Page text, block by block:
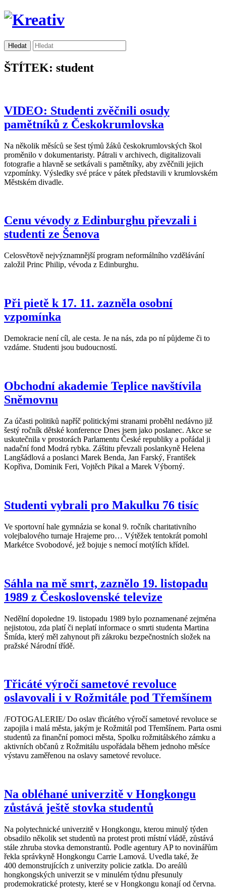
ŠTÍTEK: student
VIDEO: Studenti zvěčnili osudy
pamětníků z Českokrumlovska
Na několik měsíců se šest týmů žáků českokrumlovských škol
proměnilo v dokumentaristy. Pátrali v archivech, digitalizovali
fotografie a hlavně se setkávali s pamětníky, aby zvěčnili jejich
vzpomínky. Výsledky své práce v pátek představili v krumlovském
Městském divadle.
Cenu vévody z Edinburghu převzali i
studenti ze Šenova
Celosvětově nejvýznamnější program neformálního vzdělávání
založil Princ Philip, vévoda z Edinburghu.
Při pietě k 17. 11. zazněla osobní
vzpomínka
Demokracie není cíl, ale cesta. Je na nás, zda po ní půjdeme či to
vzdáme. Studenti jsou budoucností.
Obchodní akademie Teplice navštívila
Sněmovnu
Za účasti politiků napříč politickými stranami proběhl nedávno již
šestý ročník dětské konference Dnes jsem jako poslanec. Akce se
uskutečnila v prostorách Parlamentu České republiky a pořádal ji
nadační fond Modrá rybka. Záštitu převzali poslankyně Helena
Langšádlová a poslanci Marek Benda, Jan Farský, František
Kopřiva, Dominik Feri, Vojtěch Pikal a Marek Výborný.
Studenti vybrali pro Makulku 76 tisíc
Ve sportovní hale gymnázia se konal 9. ročník charitativního
volejbalového turnaje Hrajeme pro… Výtěžek tentokrát pomohl
Markétce Svobodové, jež bojuje s nemocí motýlích křídel.
Sáhla na mě smrt, zaznělo 19. listopadu
1989 z Československé televize
Nedělní dopoledne 19. listopadu 1989 bylo poznamenané zejména
nejistotou, zda platí či neplatí informace o smrti studenta Martina
Šmída, který měl zahynout při zákroku bezpečnostních složek na
pražské Národní třídě.
Třicáté výročí sametové revoluce
oslavovali i v Rožmitále pod Třemšínem
/FOTOGALERIE/ Do oslav třicátého výročí sametové revoluce se
zapojila i malá města, jakým je Rožmitál pod Třemšínem. Parta osmi
studentů za finanční pomoci města, Spolku rožmitálského zámku a
aktivních občanů z Rožmitálu uspořádala během jednoho měsíce
výstavu zaměřenou na oslavy sametové revoluce.
Na obléhané univerzitě v Hongkongu
zůstává ještě stovka studentů
Na polytechnické univerzitě v Hongkongu, kterou minulý týden
obsadilo několik set studentů na protest proti místní vládě, zůstává
stále zhruba stovka demonstrantů. Podle agentury AP to novinářům
řekla správkyně Hongkongu Carrie Lamová. Uvedla také, že
400 demonstrujících z univerzity policie zatkla. Do areálů
hongkongských univerzit se v minulém týdnu přesunuly
prodemokratické protesty, které se v Hongkongu konají od června.